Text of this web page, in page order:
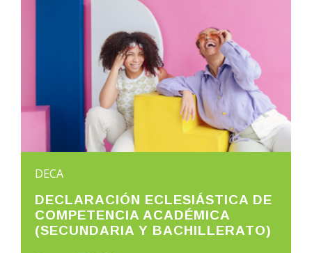
DECA
DECLARACIÓN ECLESIÁSTICA DE
COMPETENCIA ACADÉMICA
(SECUNDARIA Y BACHILLERATO)